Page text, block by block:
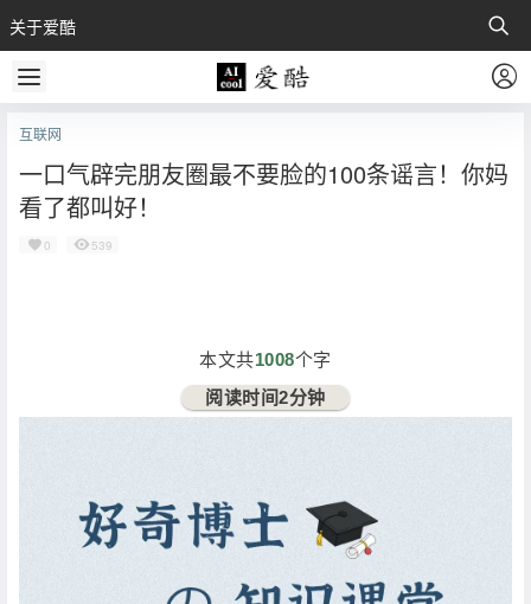
关于爱酷
互联网
一口气辟完朋友圈最不要脸的100条谣言！你妈
看了都叫好！
0 539
本文共1008个字
阅读时间2分钟